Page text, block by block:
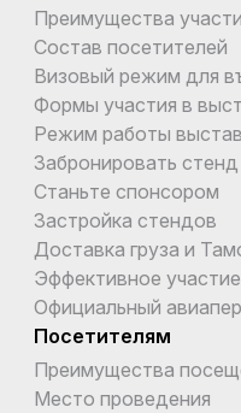
Преимущества
Состав посетителей
Визовый режим для
Формы участия в
Режим работы
Забронировать стенд
Станьте спонсором
Застройка стендов
Доставка груза и
Эффективное
Официальный
Посетителям
Преимущества
Место проведения